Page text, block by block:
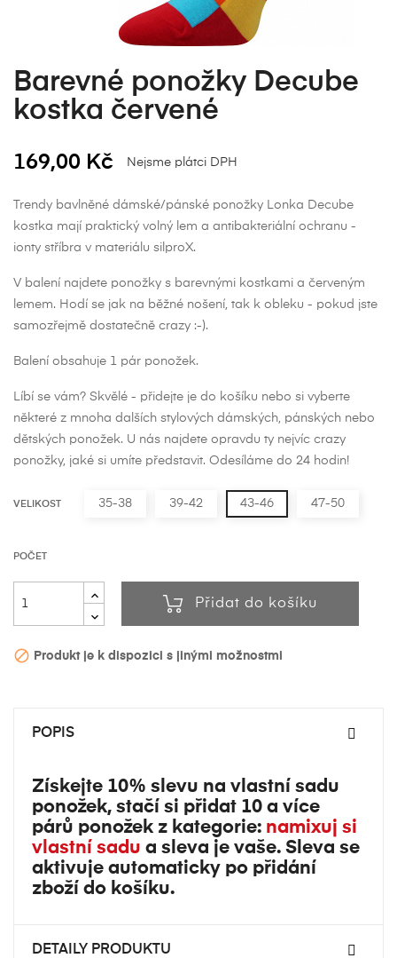
Barevné ponožky Decube
kostka červené
169,00 Kč Nejsme plátci DPH
Trendy bavlněné dámské/pánské ponožky Lonka Decube
kostka mají praktický volný lem a antibakteriální ochranu -
ionty stříbra v materiálu silproX.
V balení najdete ponožky s barevnými kostkami a červeným
lemem. Hodí se jak na běžné nošení, tak k obleku - pokud jste
samozřejmě dostatečně crazy :-).
Balení obsahuje 1 pár ponožek.
Líbí se vám? Skvělé - přidejte je do košíku nebo si vyberte
některé z mnoha dalších stylových dámských, pánských nebo
dětských ponožek. U nás najdete opravdu ty nejvíc crazy
ponožky, jaké si umíte představit. Odesíláme do 24 hodin!
VELIKOST 35-38 39-42 43-46 47-50
POČET
Přidat do košíku
 Produkt je k dispozici s jinými možnostmi
POPIS
Získejte 10% slevu na vlastní sadu
ponožek, stačí si přidat 10 a více
párů ponožek z kategorie: namixuj si
vlastní sadu a sleva je vaše. Sleva se
aktivuje automaticky po přidání
zboží do košíku.
DETAILY PRODUKTU